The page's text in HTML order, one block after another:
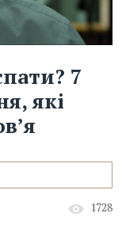
7
які
1728